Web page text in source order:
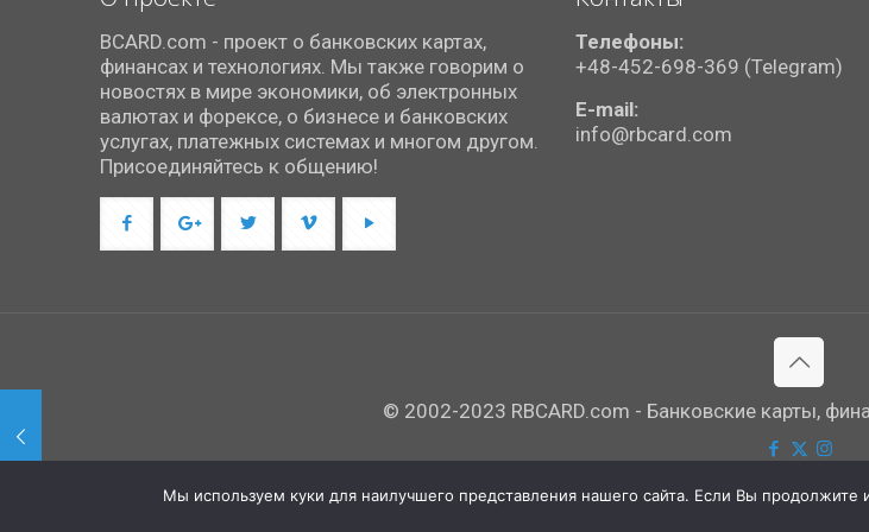
BCARD.com - проект о банковских картах,
финансах и технологиях. Мы также говорим о
новостях в мире экономики, об электронных
валютах и форексе, о бизнесе и банковских
услугах, платежных системах и многом другом.
Присоединяйтесь к общению!
Телефоны:
+48-452-698-369 (Telegram)
E-mail:
info@rbcard.com
© 2002-2023 RBCARD.com - Банковские карты,
Мы используем куки для наилучшего представления нашего сайта. Если Вы продолжите